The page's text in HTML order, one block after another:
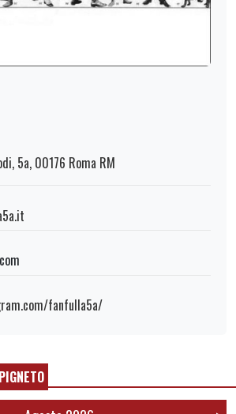
5a, 00176 Roma RM
fanfulla5a/